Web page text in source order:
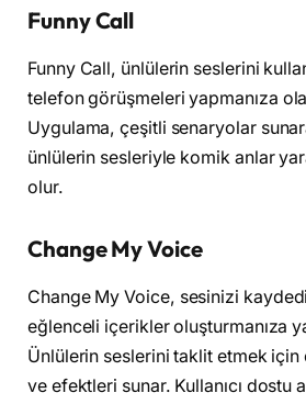
Funny Call
Funny Call, ünlülerin seslerini
telefon görüşmeleri yapmanıza
Uygulama, çeşitli senaryolar
ünlülerin sesleriyle komik anlar
olur.
Change My Voice
Change My Voice, sesinizi
eğlenceli içerikler oluşturmanıza
Ünlülerin seslerini taklit etmek
ve efektleri sunar. Kullanıcı dostu